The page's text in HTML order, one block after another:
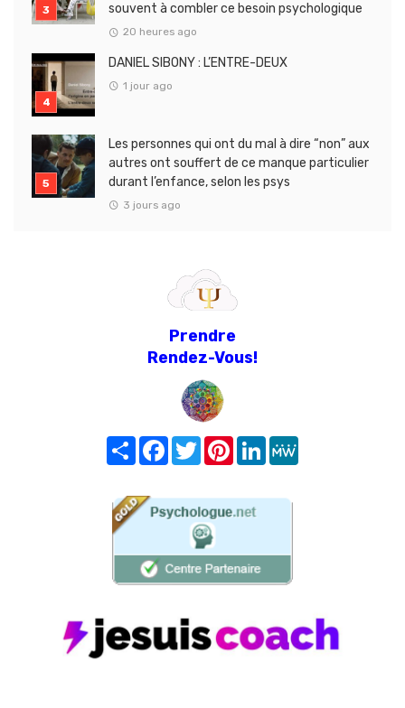
souvent à combler ce besoin psychologique
20 heures ago
DANIEL SIBONY : L’ENTRE-DEUX
1 jour ago
Les personnes qui ont du mal à dire “non” aux
autres ont souffert de ce manque particulier
durant l’enfance, selon les psys
3 jours ago
Prendre
Rendez-Vous!
Share FacebookTwitterPinterest
LinkedIn